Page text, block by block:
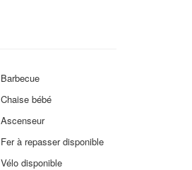
Barbecue
Chaise bébé
Ascenseur
Fer à repasser disponible
Vélo disponible